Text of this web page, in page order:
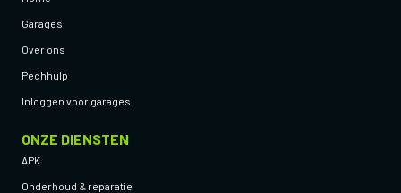
Garages
Over ons
Pechhulp
Inloggen voor garages
ONZE DIENSTEN
APK
Onderhoud & reparatie